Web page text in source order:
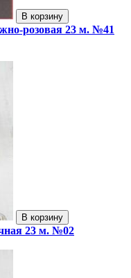
В корзину
розовая 23 м. №41
В корзину
23 м. №02